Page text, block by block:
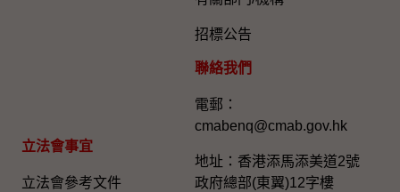
立法會事宜
立法會參考文件
招標公告
聯絡我們
電郵：
cmabenq@cmab.gov.hk​
地址：香港添馬添美道2號
政府總部(東翼)12字樓